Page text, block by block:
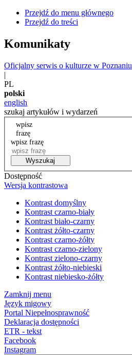
Przejdź do menu głównego
Przejdź do treści
Komunikaty
Oficjalny serwis o kulturze w Poznaniu
|
PL
polski
english
szukaj artykułów i wydarzeń
wpisz
frazę
wpisz frazę
Wyszukaj
Dostępność
Wersja kontrastowa
Kontrast domyślny
Kontrast czarno-biały
Kontrast biało-czarny
Kontrast żółto-czarny
Kontrast czarno-żółty
Kontrast czarno-zielony
Kontrast zielono-czarny
Kontrast żółto-niebieski
Kontrast niebiesko-żółty
Zamknij menu
Język migowy
Portal Niepełnosprawność
Deklaracja dostępności
ETR - tekst
Facebook
Instagram